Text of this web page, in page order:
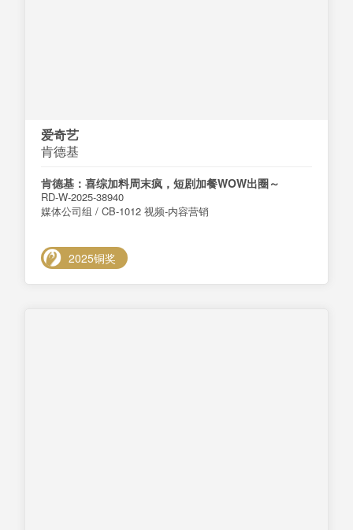
爱奇艺
肯德基
肯德基：喜综加料周末疯，短剧加餐WOW出圈～
RD-W-2025-38940
媒体公司组 / CB-1012 视频-内容营销
2025铜奖